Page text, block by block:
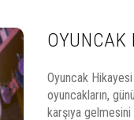
OYUNCAK
Oyuncak
oyuncakların,
karşıya gelmesini